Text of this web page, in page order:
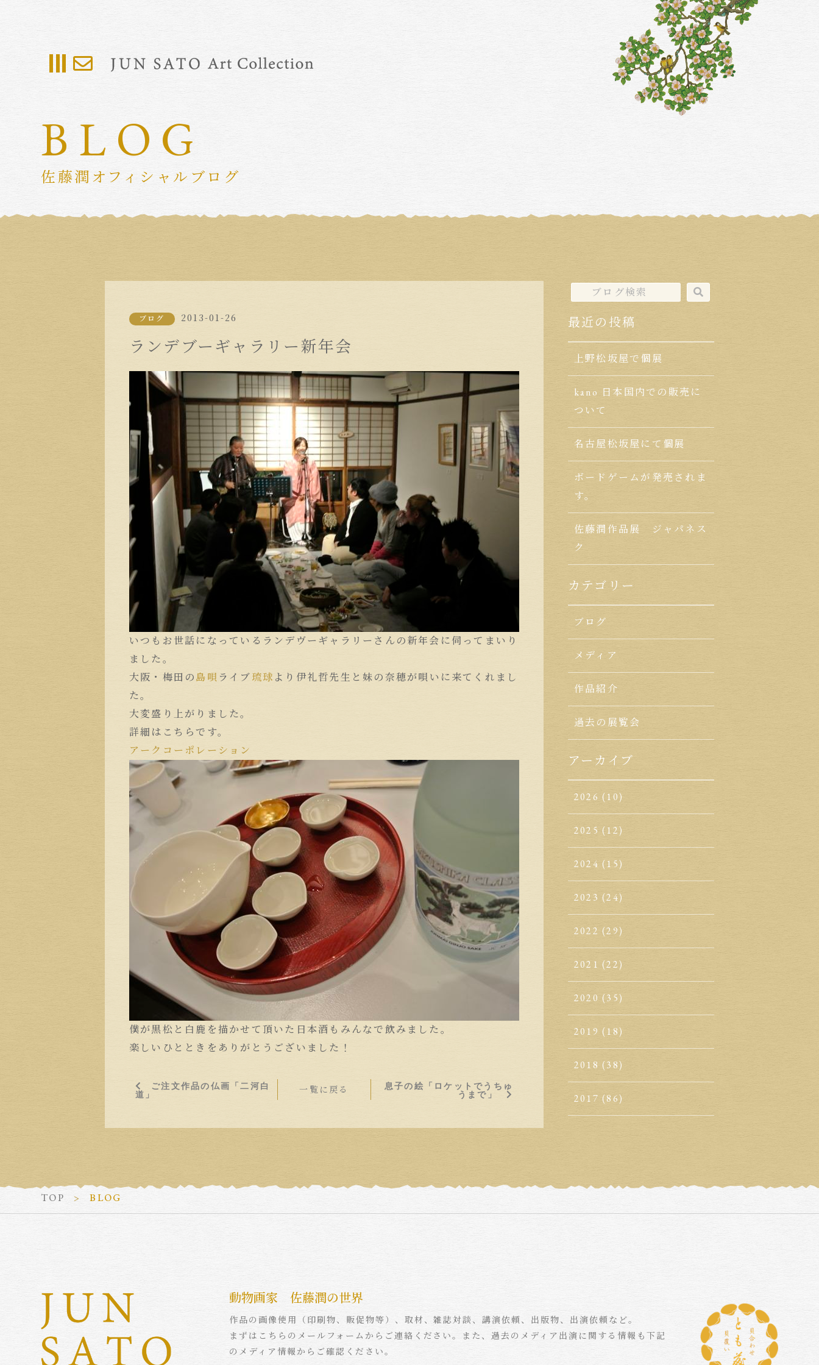
BLOG
佐藤潤オフィシャルブログ
ブログ 2013-01-26
ランデブーギャラリー新年会
いつもお世話になっているランデヴーギャラリーさんの新年会に伺ってまいり
ました。
大阪・梅田の島唄 ライブ琉球 より伊礼哲先生と妹の奈穂が唄いに来てくれまし
た。
大変盛り上がりました。
詳細はこちらです。
アークコーポレーション
僕が黒松と白鹿を描かせて頂いた日本酒もみんなで飲みました。
楽しいひとときをありがとうございました！
ご注文作品の仏画「二河白
道」
一覧に戻る
息子の絵「ロケットでうちゅ
うまで」
最近の投稿
上野松坂屋で個展
kano 日本国内での販売に
ついて
名古屋松坂屋にて個展
ボードゲームが発売されま
す。
佐藤潤作品展 ジャパネス
ク
カテゴリー
ブログ
メディア
作品紹介
過去の展覧会
アーカイブ
2026 (10)
2025 (12)
2024 (15)
2023 (24)
2022 (29)
2021 (22)
2020 (35)
2019 (18)
2018 (38)
2017 (86)
TOP BLOG
動物画家 佐藤潤の世界
作品の画像使用（印刷物、販促物等）、取材、雑誌対談、講演依頼、出版物、出演依頼など。
まずはこちらのメールフォームからご連絡ください。また、過去のメディア出演に関する情報も下記
のメディア情報からご確認ください。